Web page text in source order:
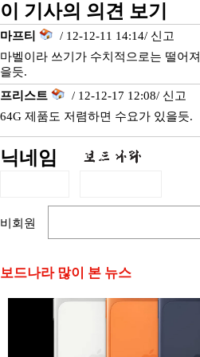
이 기사의 의견 보기
마프티 / 12-12-11 14:14/ 신고
마벨이라 쓰기가 수치적으로는 떨어
을듯.
프리스트
/ 12-12-17 12:08/ 신고
64G 제품도 저렴하면 수요가 있을듯.
닉네임
비회원
보드나라 많이 본 뉴스